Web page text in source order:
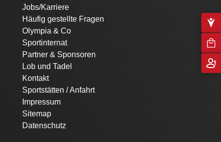
Jobs/Karriere
Häufig gestellte Fragen
Olympia & Co
Sportinternat
Partner & Sponsoren
Lob und Tadel
Kontakt
Sportstätten / Anfahrt
Impressum
Sitemap
Datenschutz